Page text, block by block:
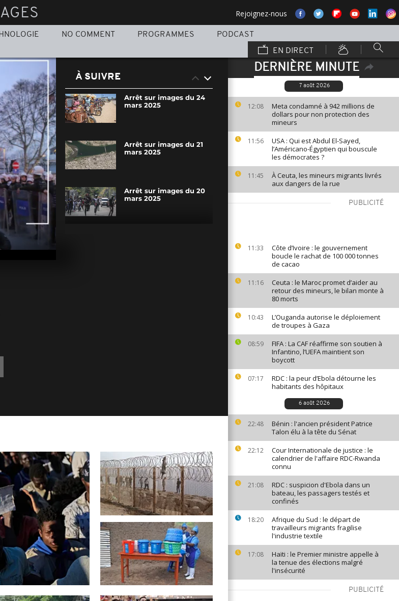
Rejoignez-nous
NO COMMENT PROGRAMMES
PODCAST
EN DIRECT
DERNIÈRE MINUTE
7 août 2026
12:08
Meta condamné à 942 millions de
dollars pour non protection des
mineurs
11:56
USA : Qui est Abdul El-Sayed,
l’Américano-Égyptien qui bouscule
les démocrates ?
11:45
À Ceuta, les mineurs migrants livrés
aux dangers de la rue
PUBLICITÉ
11:33
Côte d’Ivoire : le gouvernement
boucle le rachat de 100 000 tonnes
de cacao
11:16
Ceuta : le Maroc promet d’aider au
retour des mineurs, le bilan monte à
80 morts
10:43
L’Ouganda autorise le déploiement
de troupes à Gaza
08:59
FIFA : La CAF réaffirme son soutien à
Infantino, l’UEFA maintient son
boycott
07:17
RDC : la peur d’Ebola détourne les
habitants des hôpitaux
6 août 2026
22:48
Bénin : l'ancien président Patrice
Talon élu à la tête du Sénat
22:12
Cour Internationale de justice : le
calendrier de l'affaire RDC-Rwanda
connu
21:08
RDC : suspicion d'Ebola dans un
bateau, les passagers testés et
confinés
18:20
Afrique du Sud : le départ de
travailleurs migrants fragilise
l'industrie textile
17:08
Haïti : le Premier ministre appelle à
la tenue des élections malgré
l'insécurité
PUBLICITÉ
À SUIVRE
Arrêt sur images du 24
mars 2025
Arrêt sur images du 21
mars 2025
Arrêt sur images du 20
mars 2025